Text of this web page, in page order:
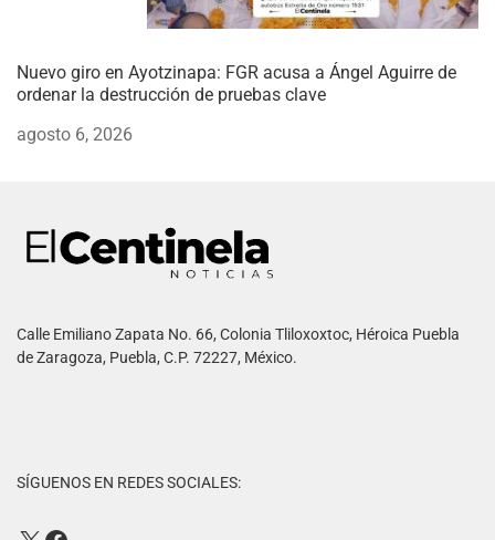
Nuevo giro en Ayotzinapa: FGR acusa a Ángel Aguirre de
ordenar la destrucción de pruebas clave
agosto 6, 2026
Calle Emiliano Zapata No. 66, Colonia Tliloxoxtoc, Héroica Puebla
de Zaragoza, Puebla, C.P. 72227, México.
SÍGUENOS EN REDES SOCIALES: